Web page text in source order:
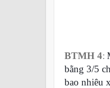
BTMH 4:
bằng 3/5 c
bao nhiêu